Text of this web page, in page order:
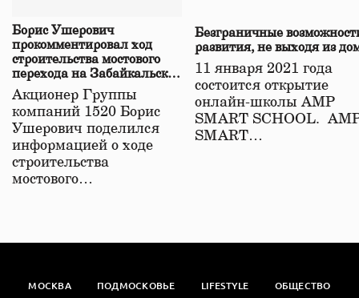
Борис Ушерович
прокомментировал ход
строительства мостового
перехода на Забайкальской
железной дороге
Акционер Группы
компаний 1520 Борис
Ушерович поделился
информацией о ходе
строительства
мостового…
Безграничные
развития, не выходя из
11 января 2021 года
состоится открытие
онлайн-школы АМР
SMART SCHOOL.
SMART…
МОСКВА ПОДМОСКОВЬЕ LIFESTYLE ОБЩЕСТВО